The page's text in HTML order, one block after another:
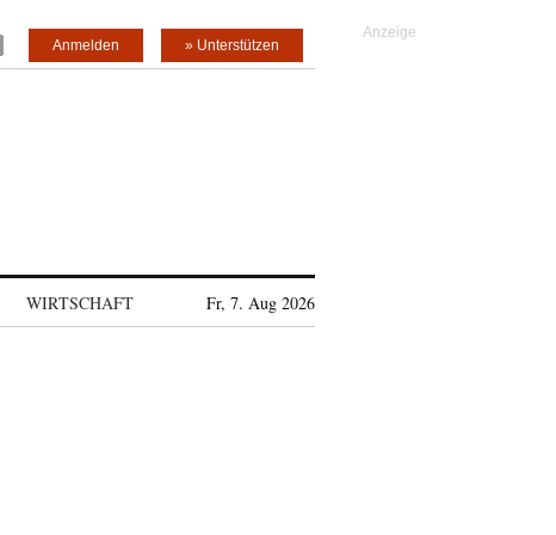
» Unterstützen
Anmelden
WIRTSCHAFT Fr, 7. Aug 2026